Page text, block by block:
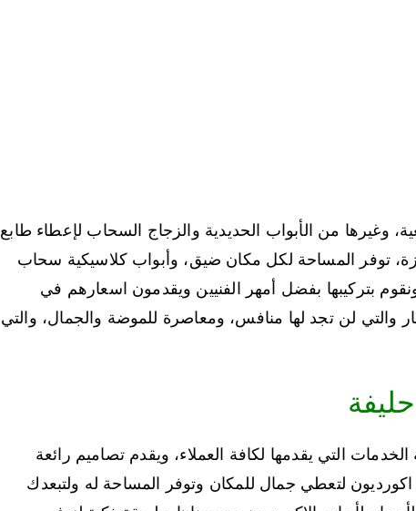
وغيرها من الأبواب الحديدية والزجاج السحاب لإعطاء طابع
توفر المساحة لكل مكان ضيق، وأبواب كلاسيكية سحاب
بتركيبها بفضل أمهر الفنيين ويقدمون اسعارهم في
والتي لن تجد لها منافس، ومعاصرة للموضة والجمال، والتي
التي يقدمها لكافة العملاء، ويقدم تصاميم رائعة
لتعطي جمال للمكان وتوفر المساحة له ولتبعدك